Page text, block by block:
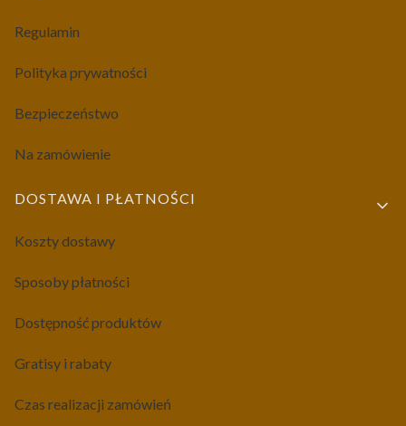
Regulamin
Polityka prywatności
Bezpieczeństwo
Na zamówienie
DOSTAWA I PŁATNOŚCI
Koszty dostawy
Sposoby płatności
Dostępność produktów
Gratisy i rabaty
Czas realizacji zamówień